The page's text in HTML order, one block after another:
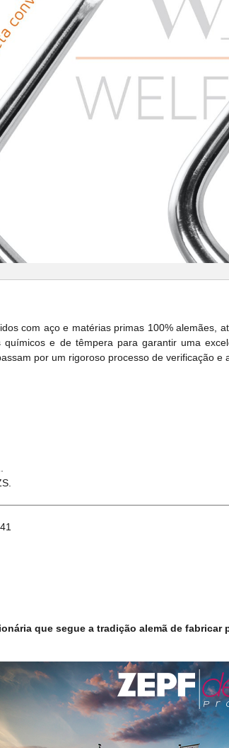
com aço e matérias primas 100% alemães,
químicos e de têmpera para garantir uma
por um rigoroso processo de verificação e
que segue a tradição alemã de